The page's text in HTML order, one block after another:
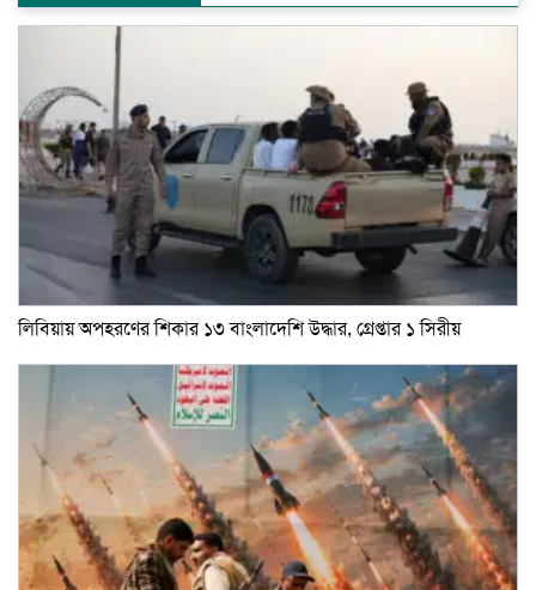
লিবিয়ায় অপহরণের শিকার ১৩ বাংলাদেশি উদ্ধার, গ্রেপ্তার ১ সিরীয়